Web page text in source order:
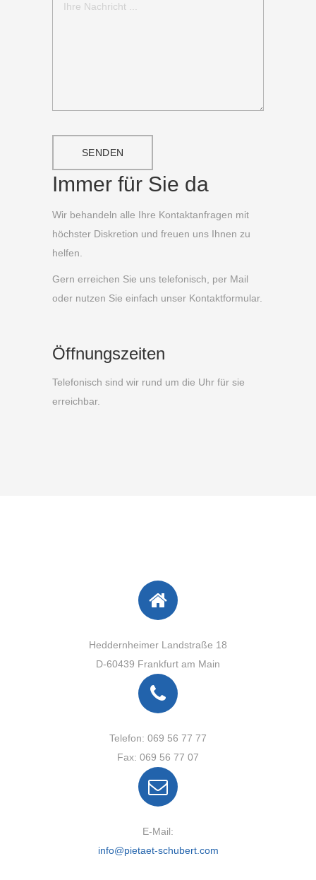
Immer für Sie da
Wir behandeln alle Ihre Kontaktanfragen mit
höchster Diskretion und freuen uns Ihnen zu
helfen.
Gern erreichen Sie uns telefonisch, per Mail
oder nutzen Sie einfach unser Kontaktformular.
Öffnungszeiten
Telefonisch sind wir rund um die Uhr für sie
erreichbar.
Heddernheimer Landstraße 18
D-60439 Frankfurt am Main
Telefon: 069 56 77 77
Fax: 069 56 77 07
E-Mail:
info@pietaet-schubert.com